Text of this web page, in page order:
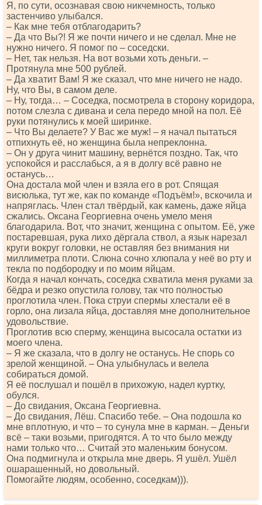
Я, по сути, осознавая свою никчемность, только
застенчиво улыбался.
– Как мне тебя отблагодарить?
– Да что Вы?! Я же почти ничего и не сделал. Мне не
нужно ничего. Я помог по – соседски.
– Нет, так нельзя. На вот возьми хоть деньги. –
Протянула мне 500 рублей.
– Да хватит Вам! Я же сказал, что мне ничего не надо.
Ну, что Вы, в самом деле.
– Ну, тогда… – Соседка, посмотрела в сторону коридора,
потом слезла с дивана и села передо мной на пол. Её
руки потянулись к моей ширинке.
– Что Вы делаете? У Вас же муж! – я начал пытаться
отпихнуть её, но женщина была непреклонна.
– Он у друга чинит машину, вернётся поздно. Так, что
успокойся и расслабься, а я в долгу всё равно не
останусь…
Она достала мой член и взяла его в рот. Спящая
висюлька, тут же, как по команде «Подъём!», вскочила и
напряглась. Член стал твёрдый, как камень, даже яйца
сжались. Оксана Георгиевна очень умело меня
благодарила. Вот, что значит, женщина с опытом. Её, уже
постаревшая, рука лихо дёргала ствол, а язык нарезал
круги вокруг головки, не оставляя без внимания ни
миллиметра плоти. Слюна сочно хлюпала у неё во рту и
текла по подбородку и по моим яйцам.
Когда я начал кончать, соседка схватила меня руками за
бёдра и резко опустила голову, так что полностью
проглотила член. Пока струи спермы хлестали её в
горло, она лизала яйца, доставляя мне дополнительное
удовольствие.
Проглотив всю сперму, женщина высосала остатки из
моего члена.
– Я же сказала, что в долгу не останусь. Не спорь со
зрелой женщиной. – Она улыбнулась и велела
собираться домой.
Я её послушал и пошёл в прихожую, надел куртку,
обулся.
– До свидания, Оксана Георгиевна.
– До свидания, Лёш. Спасибо тебе. – Она подошла ко
мне вплотную, и что – то сунула мне в карман. – Деньги
всё – таки возьми, пригодятся. А то что было между
нами только что… Считай это маленьким бонусом.
Она подмигнула и открыла мне дверь. Я ушёл. Ушёл
ошарашенный, но довольный.
Помогайте людям, особенно, соседкам))).